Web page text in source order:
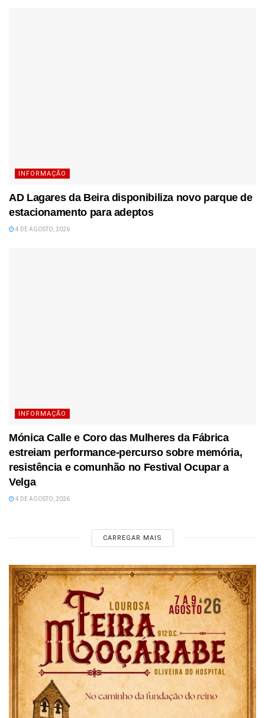
INFORMAÇÃO
AD Lagares da Beira disponibiliza novo parque de
estacionamento para adeptos
4 DE AGOSTO, 2026
INFORMAÇÃO
Mónica Calle e Coro das Mulheres da Fábrica
estreiam performance-percurso sobre memória,
resistência e comunhão no Festival Ocupar a
Velga
4 DE AGOSTO, 2026
CARREGAR MAIS